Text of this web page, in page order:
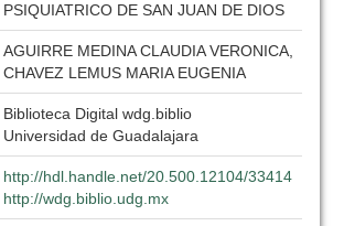
PSIQUIATRICO DE SAN JUAN DE DIOS
AGUIRRE MEDINA CLAUDIA VERONICA,
CHAVEZ LEMUS MARIA EUGENIA
Biblioteca Digital wdg.biblio
Universidad de Guadalajara
http://hdl.handle.net/20.500.12104/33414
http://wdg.biblio.udg.mx